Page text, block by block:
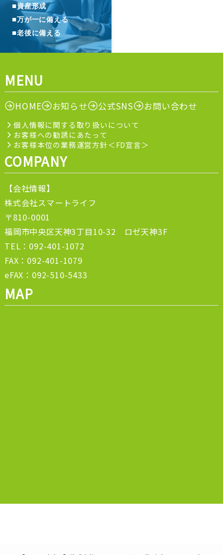
■資産形成
■万が一に備える
■老後に備える
MENU
HOME お知らせ 公式SNS お問い合わせ
個人情報に関する取り扱いについて
お客様への勧誘にあたって
お客様本位の業務運営方針＜FD宣言＞
COMPANY
【会社情報】
株式会社スマートライフ
〒810-0001
福岡市中央区天神3丁目10-32 ロゼ天神3F
TEL：092-401-1072
FAX：092-401-1079
eFAX：092-510-5433
MAP